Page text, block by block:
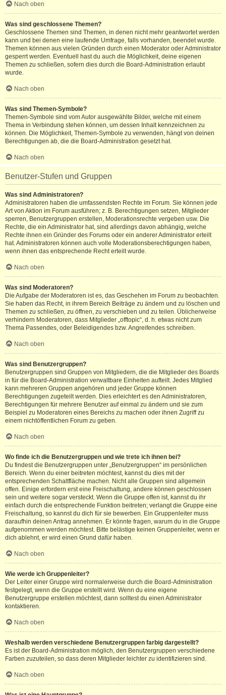
Nach oben
Was sind geschlossene Themen?
Geschlossene Themen sind Themen, in denen nicht mehr geantwortet werden
kann und bei denen eine laufende Umfrage, falls vorhanden, beendet wurde.
Themen können aus vielen Gründen durch einen Moderator oder Administrator
gesperrt werden. Eventuell hast du auch die Möglichkeit, deine eigenen
Themen zu schließen, sofern dies durch die Board-Administration erlaubt
wurde.
Nach oben
Was sind Themen-Symbole?
Themen-Symbole sind vom Autor ausgewählte Bilder, welche mit einem
Thema in Verbindung stehen können, um dessen Inhalt kennzeichnen zu
können. Die Möglichkeit, Themen-Symbole zu verwenden, hängt von deinen
Berechtigungen ab, die die Board-Administration gesetzt hat.
Nach oben
Benutzer-Stufen und Gruppen
Was sind Administratoren?
Administratoren haben die umfassendsten Rechte im Forum. Sie können jede
Art von Aktion im Forum ausführen; z. B. Berechtigungen setzen, Mitglieder
sperren, Benutzergruppen erstellen, Moderationsrechte vergeben usw. Die
Rechte, die ein Administrator hat, sind allerdings davon abhängig, welche
Rechte ihnen ein Gründer des Forums oder ein anderer Administrator erteilt
hat. Administratoren können auch volle Moderationsberechtigungen haben,
wenn ihnen das entsprechende Recht erteilt wurde.
Nach oben
Was sind Moderatoren?
Die Aufgabe der Moderatoren ist es, das Geschehen im Forum zu beobachten.
Sie haben das Recht, in ihrem Bereich Beiträge zu ändern und zu löschen und
Themen zu schließen, zu öffnen, zu verschieben und zu teilen. Üblicherweise
verhindern Moderatoren, dass Mitglieder „offtopic“, d. h. etwas nicht zum
Thema Passendes, oder Beleidigendes bzw. Angreifendes schreiben.
Nach oben
Was sind Benutzergruppen?
Benutzergruppen sind Gruppen von Mitgliedern, die die Mitglieder des Boards
in für die Board-Administration verwaltbare Einheiten aufteilt. Jedes Mitglied
kann mehreren Gruppen angehören und jeder Gruppe können
Berechtigungen zugeteilt werden. Dies erleichtert es den Administratoren,
Berechtigungen für mehrere Benutzer auf einmal zu ändern und sie zum
Beispiel zu Moderatoren eines Bereichs zu machen oder ihnen Zugriff zu
einem nichtöffentlichen Forum zu geben.
Nach oben
Wo finde ich die Benutzergruppen und wie trete ich ihnen bei?
Du findest die Benutzergruppen unter „Benutzergruppen“ im persönlichen
Bereich. Wenn du einer beitreten möchtest, kannst du dies mit der
entsprechenden Schaltfläche machen. Nicht alle Gruppen sind allgemein
offen. Einige erfordern erst eine Freischaltung, andere können geschlossen
sein und weitere sogar versteckt. Wenn die Gruppe offen ist, kannst du ihr
einfach durch die entsprechende Funktion beitreten; verlangt die Gruppe eine
Freischaltung, so kannst du dich für sie bewerben. Ein Gruppenleiter muss
daraufhin deinen Antrag annehmen. Er könnte fragen, warum du in die Gruppe
aufgenommen werden möchtest. Bitte belästige keinen Gruppenleiter, wenn er
dich ablehnt, er wird einen Grund dafür haben.
Nach oben
Wie werde ich Gruppenleiter?
Der Leiter einer Gruppe wird normalerweise durch die Board-Administration
festgelegt, wenn die Gruppe erstellt wird. Wenn du eine eigene
Benutzergruppe erstellen möchtest, dann solltest du einen Administrator
kontaktieren.
Nach oben
Weshalb werden verschiedene Benutzergruppen farbig dargestellt?
Es ist der Board-Administration möglich, den Benutzergruppen verschiedene
Farben zuzuteilen, so dass deren Mitglieder leichter zu identifizieren sind.
Nach oben